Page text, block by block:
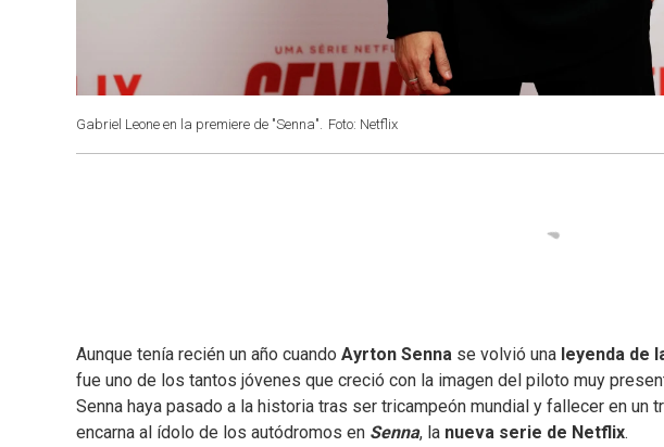
Gabriel Leone en la premiere de "Senna". Foto: Netflix
Aunque tenía recién un año cuando Ayrton Senna se volvió una leyenda de
fue uno de los tantos jóvenes que creció con la imagen del piloto muy
Senna haya pasado a la historia tras ser tricampeón mundial y fallecer en un
encarna al ídolo de los autódromos en Senna, la nueva serie de Netflix.